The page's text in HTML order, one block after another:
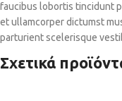
faucibus lobortis tincidunt
et ullamcorper dictumst
parturient scelerisque
Σχετικά